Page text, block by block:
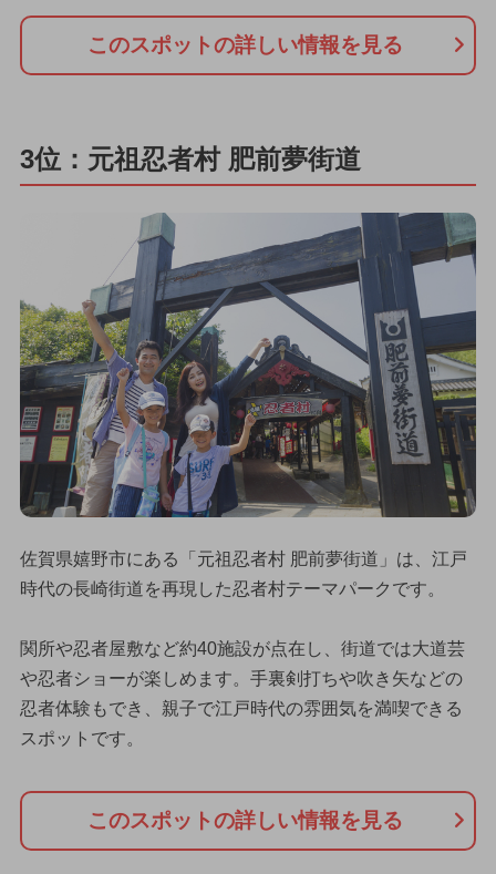
このスポットの詳しい情報を見る
3位：元祖忍者村 肥前夢街道
佐賀県嬉野市にある「元祖忍者村 肥前夢街道」は、江戸
時代の長崎街道を再現した忍者村テーマパークです。
関所や忍者屋敷など約40施設が点在し、街道では大道芸
や忍者ショーが楽しめます。手裏剣打ちや吹き矢などの
忍者体験もでき、親子で江戸時代の雰囲気を満喫できる
スポットです。
このスポットの詳しい情報を見る